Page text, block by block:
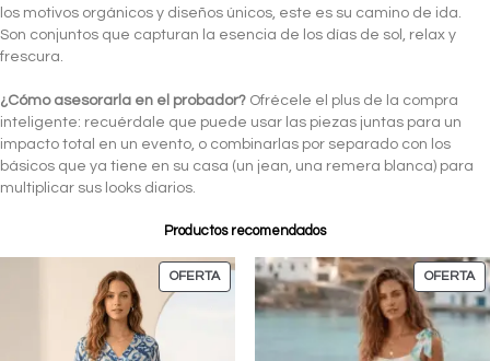
los motivos orgánicos y diseños únicos, este es su camino de ida.
Son conjuntos que capturan la esencia de los días de sol, relax y
frescura.
¿Cómo asesorarla en el probador? Ofrécele el plus de la compra
inteligente: recuérdale que puede usar las piezas juntas para un
impacto total en un evento, o combinarlas por separado con los
básicos que ya tiene en su casa (un jean, una remera blanca) para
multiplicar sus looks diarios.
Productos recomendados
OFERTA OFERTA